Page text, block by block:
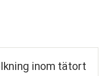
inom tätort